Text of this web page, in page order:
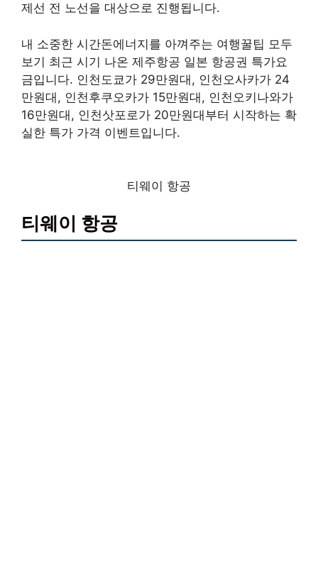
제선 전 노선을 대상으로 진행됩니다.
내 소중한 시간돈에너지를 아껴주는 여행꿀팁 모두
보기 최근 시기 나온 제주항공 일본 항공권 특가요
금입니다. 인천도쿄가 29만원대, 인천오사카가 24
만원대, 인천후쿠오카가 15만원대, 인천오키나와가
16만원대, 인천삿포로가 20만원대부터 시작하는 확
실한 특가 가격 이벤트입니다.
티웨이 항공
티웨이 항공